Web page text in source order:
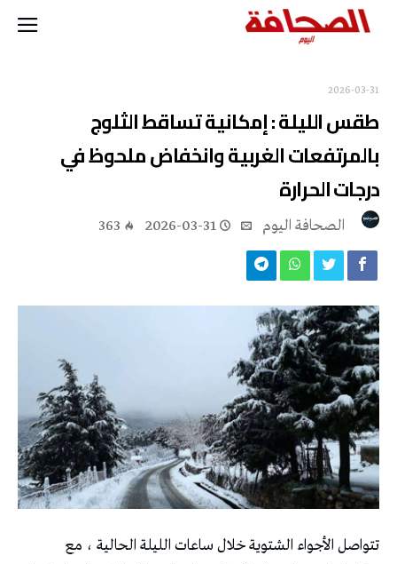
2026-03-31
طقس الليلة : إمكانية تساقط الثلوج
بالمرتفعات الغربية وانخفاض ملحوظ في
درجات الحرارة
2026-03-31
363
تتواصل الأجواء الشتوية خلال ساعات الليلة الحالية ، مع